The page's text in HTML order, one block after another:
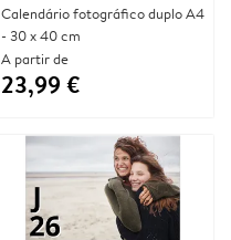
Calendário fotográfico duplo A4
- 30 x 40 cm
A partir de
23,99 €